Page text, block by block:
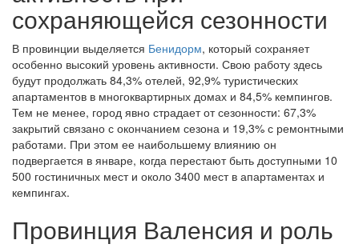
сохраняющейся сезонности
В провинции выделяется Бенидорм, который сохраняет
особенно высокий уровень активности. Свою работу здесь
будут продолжать 84,3% отелей, 92,9% туристических
апартаментов в многоквартирных домах и 84,5% кемпингов.
Тем не менее, город явно страдает от сезонности: 67,3%
закрытий связано с окончанием сезона и 19,3% с ремонтными
работами. При этом ее наибольшему влиянию он
подвергается в январе, когда перестают быть доступными 10
500 гостиничных мест и около 3400 мест в апартаментах и
кемпингах.
Провинция Валенсия и роль